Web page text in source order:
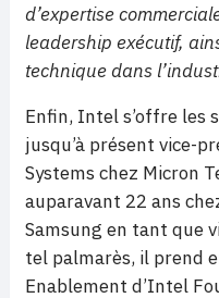
d’expertise
leadership exécutif,
technique dans
Enfin, Intel s’offre les
jusqu’à présent vice-
Systems chez Micron
auparavant 22 ans
Samsung en tant que
tel palmarès, il prend
Enablement d’Intel